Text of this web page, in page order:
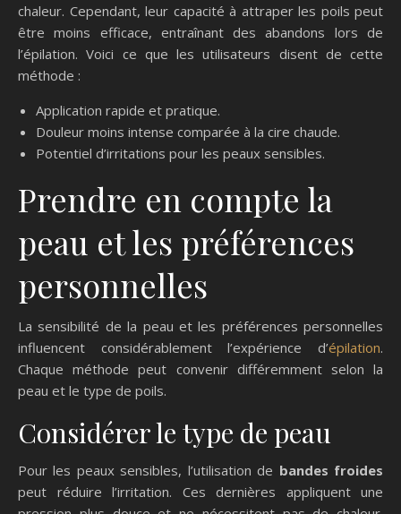
chaleur. Cependant, leur capacité à attraper les poils peut
être moins efficace, entraînant des abandons lors de
l’épilation. Voici ce que les utilisateurs disent de cette
méthode :
Application rapide et pratique.
Douleur moins intense comparée à la cire chaude.
Potentiel d’irritations pour les peaux sensibles.
Prendre en compte la
peau et les préférences
personnelles
La sensibilité de la peau et les préférences personnelles
influencent considérablement l’expérience d’épilation.
Chaque méthode peut convenir différemment selon la
peau et le type de poils.
Considérer le type de peau
Pour les peaux sensibles, l’utilisation de bandes froides
peut réduire l’irritation. Ces dernières appliquent une